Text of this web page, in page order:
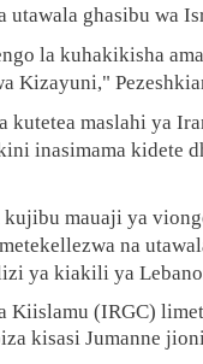
ghasibu wa
la kuhakikisha
Kizayuni,"
maslahi ya
inasimama kidete
mauaji ya
na
ya kiakili ya
(IRGC)
kisasi Jumanne